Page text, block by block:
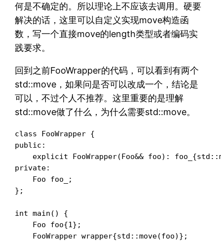
何是不确定的。所以理论上不应该去调用。硬要
解决的话，这里可以自定义实现move构造函
数，写一个直接move的length类型或者编码实
践要求。
回到之前FooWrapper的代码，可以看到有两个
std::move，如果问是否可以改成一个，结论是
可以，不过个人不推荐。这里重要的是理解
std::move做了什么，为什么需要std::move。
class FooWrapper {
public:
explicit FooWrapper(Foo&& foo):
private:
    Foo foo_;
};
int main() {
    Foo foo{1};
    FooWrapper wrapper{std::move(foo)};